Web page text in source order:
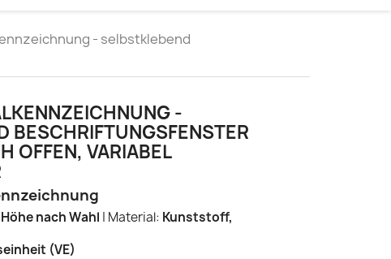
- selbstklebend
-
BESCHRIFTUNGSFENSTER
OFFEN, VARIABEL
nach Wahl | Material: Kunststoff,
(VE)